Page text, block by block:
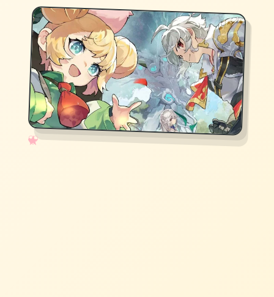
✧
♡
★
♥